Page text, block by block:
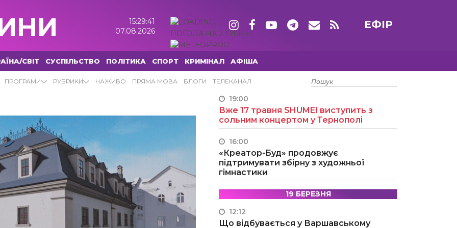
15:29:42
07.08.2026
ПОГОДА НА 2 ТИЖНІ
ЕФІР
СВІТ СУСПІЛЬСТВО ПОЛІТИКА СПОРТ КРИМІНАЛ АФІША
ПРОГРАМИ РУБРИКИ НАЖИВО ПРЯМА МОВА БЛОГИ ТЕЛЕКАНАЛ
15 ТРАВНЯ
19:00
Вже 17 травня SHUMEI виступить з
сольним концертом у Тернополі
16:00
«Креатор-Буд» продовжує
підтримувати збірну з художньої
гімнастики
19 БЕРЕЗНЯ
12:12
Що відбувається у Варшавському